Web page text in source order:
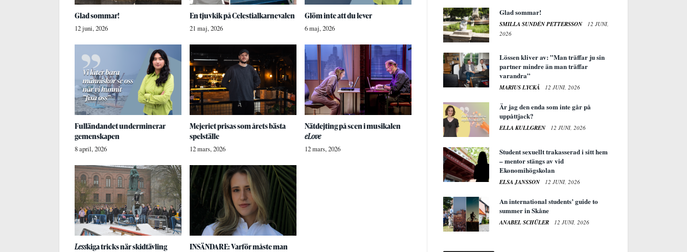
Glad sommar!
12 juni, 2026
En tjuvkik på Celestialkarnevalen
21 maj, 2026
Glöm inte att du lever
6 maj, 2026
Fulländandet underminerar
gemenskapen
8 april, 2026
Mejeriet prisas som årets bästa
spelställe
12 mars, 2026
Nätdejting på scen i musikalen
eLove
12 mars, 2026
Lesskiga tricks när skidtävling
INSÄNDARE: Varför måste man
Glad sommar!
SMILLA SUNDÉN PETTERSSON
12 JUNI,
2026
Lössen kliver av: ”Man träffar ju sin
partner mindre än man träffar
varandra”
MARIUS LYCKÅ 12 JUNI, 2026
Är jag den enda som inte går på
uppåttjack?
ELLA KULLGREN 12 JUNI, 2026
Student sexuellt trakasserad i sitt hem
– mentor stängs av vid
Ekonomihögskolan
ELSA JANSSON 12 JUNI, 2026
An international students’ guide to
summer in Skåne
ANABEL SCHÜLER 12 JUNI, 2026